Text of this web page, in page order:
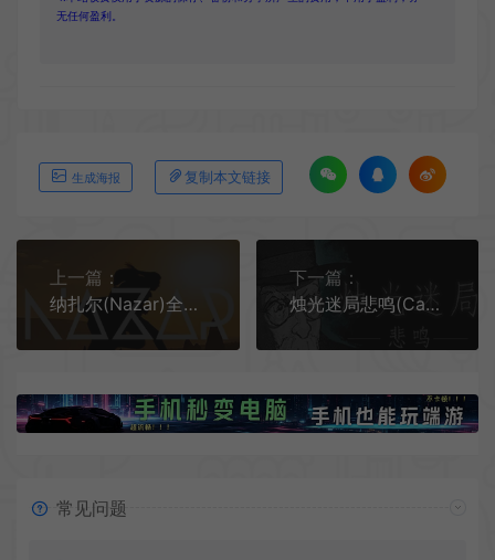
无任何盈利。
生成海报 复制本文链接
上一篇：
纳扎尔(Nazar)全动态视频科幻冒险游戏|单机|中文|FMV|免费下载
下一篇：
烛光迷局悲鸣(Candlelight Lament)克苏鲁点击冒险游戏|单机|中文|解谜|免费下载
常见问题